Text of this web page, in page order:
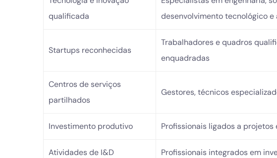
qualificada
desenvolvimento tecnológico
Startups reconhecidas
Trabalhadores e quadros
enquadradas
Centros de serviços
partilhados
Gestores, técnicos
Investimento produtivo Profissionais ligados a
Atividades de I&D
Profissionais integrados em